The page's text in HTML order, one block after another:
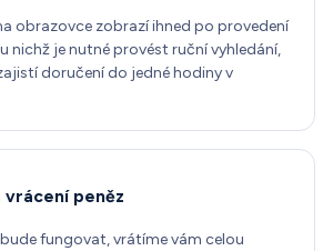
obrazovce zobrazí ihned po provedení
nichž je nutné provést ruční vyhledání,
doručení do jedné hodiny v
vrácení peněz
fungovat, vrátíme vám celou